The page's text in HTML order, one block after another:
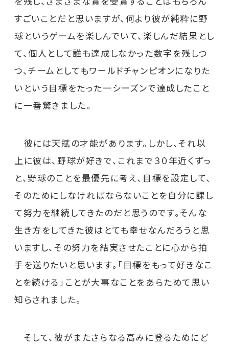
すごいことだと思いますが、何より彼が純粋に野
球というゲームを楽しんでいて、楽しんだ結果とし
て、個人として誰も達成しなかった数字を残しつ
つ、チームとしてもワールドチャンピオンになりた
いという目標をたった一シーズンで達成したこと
に一番驚きました。
彼には天賦の才能があります。しかし、それ以
上に彼は、野球が好きで、これまで３０年近くずっ
と、野球のことを最優先に考え、目標を設定して、
そのためにしなければならないことを自分に課し
て努力を継続してきたのだと思うのです。そんな
生き方をしてきた彼はとても幸せなんだろうと思
いますし、その努力を結実させたことに心から拍
手を送りたいと思います。「目標をもって好きなこ
とを続ける」ことが大事なことをあらためて思い
知らされました。
そして、彼がまたさらなる高みに登るためにど